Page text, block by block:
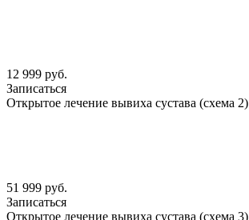
12 999 руб.
Записаться
Открытое лечение вывиха сустава (схема 2)
51 999 руб.
Записаться
Открытое лечение вывиха сустава (схема 3)